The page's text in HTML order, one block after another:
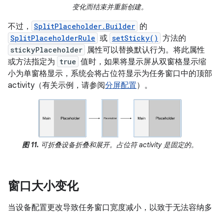
变化而结束并重新创建。
不过， SplitPlaceholder.Builder 的
SplitPlaceholderRule 或 setSticky() 方法的
stickyPlaceholder 属性可以替换默认行为。将此属性
或方法指定为 true 值时，如果将显示屏从双窗格显示缩
小为单窗格显示，系统会将占位符显示为任务窗口中的顶部
activity（有关示例，请参阅分屏配置）。
图 11. 可折叠设备折叠和展开。占位符 activity 是固定的。
窗口大小变化
当设备配置更改导致任务窗口宽度减小，以致于无法容纳多